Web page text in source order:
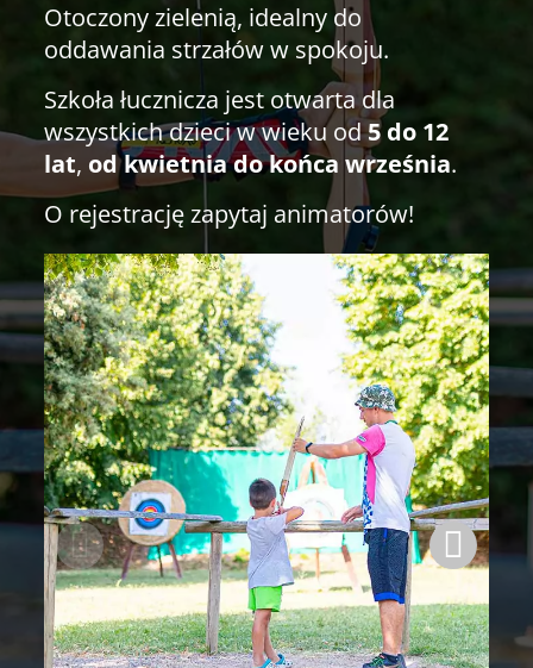
Otoczony zielenią, idealny do
oddawania strzałów w spokoju.
Szkoła łucznicza jest otwarta dla
wszystkich dzieci w wieku od5 do 12
lat, od kwietnia do końca września.
O rejestrację zapytaj animatorów!